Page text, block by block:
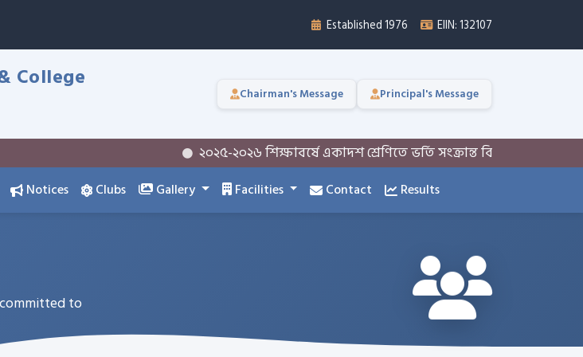
Established 1976 EIIN: 132107
College
Chairman's Message Principal's Message
২০২৫-২০২৬ শিক্ষাবর্ষে একাদশ শ্রেণিতে ভর্তি সংক্রান্ত বিজ্ঞপ্তি
Notices Clubs Gallery Facilities Contact Results
to